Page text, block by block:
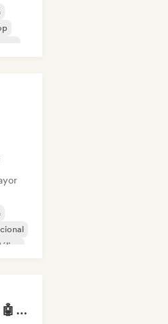
Pop Machine Mode 🤖 AI Music, Indie Pop & Dream Pop